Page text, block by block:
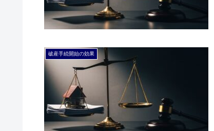
破産手続開始の効果